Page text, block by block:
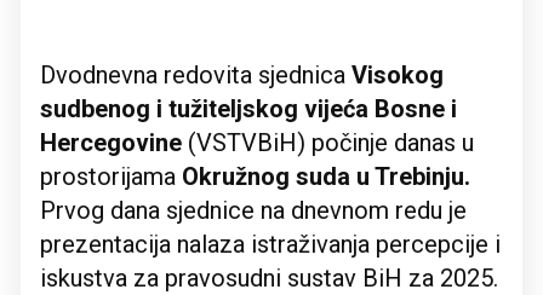
Dvodnevna redovita sjednica Visokog
sudbenog i tužiteljskog vijeća Bosne i
Hercegovine (VSTVBiH) počinje danas u
prostorijama Okružnog suda u Trebinju.
Prvog dana sjednice na dnevnom redu je
prezentacija nalaza istraživanja percepcije i
iskustva za pravosudni sustav BiH za 2025.